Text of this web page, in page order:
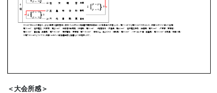
＜大会所感＞